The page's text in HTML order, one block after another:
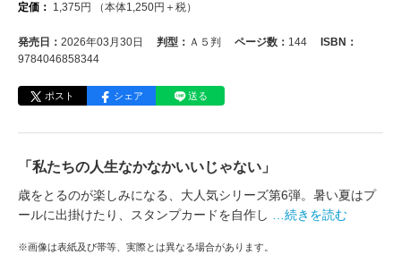
定価： 1,375 円 （本体1,250円＋税）
発売日： 2026年03月30日 判型： Ａ５判 ページ数： 144
ISBN：
9784046858344
ポスト シェア 送る
「私たちの人生なかなかいいじゃない」
歳をとるのが楽しみになる、大人気シリーズ第6弾。暑い夏はプ
ールに出掛けたり、スタンプカードを自作し
…続きを読む
※画像は表紙及び帯等、実際とは異なる場合があります。